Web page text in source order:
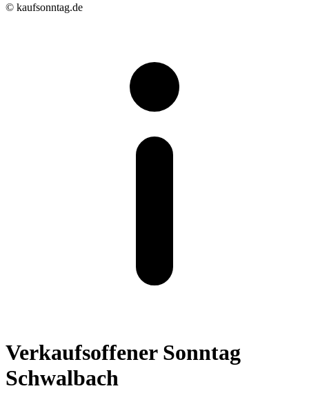
© kaufsonntag.de
Verkaufsoffener Sonntag
Schwalbach